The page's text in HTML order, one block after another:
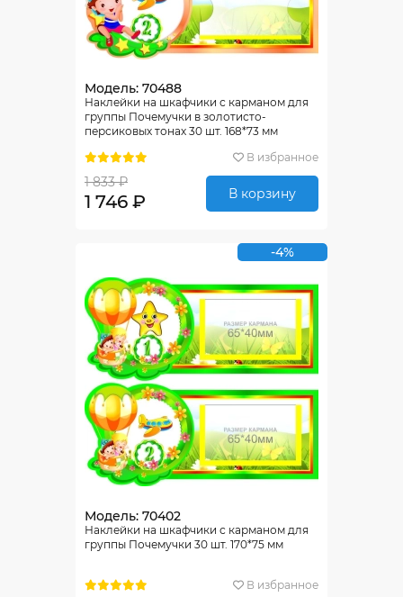
Модель: 70488
Наклейки на шкафчики с карманом для
группы Почемучки в золотисто-
персиковых тонах 30 шт. 168*73 мм
В избранное
1 833 ₽
1 746 ₽ В корзину
-4%
Модель: 70402
Наклейки на шкафчики с карманом для
группы Почемучки 30 шт. 170*75 мм
В избранное